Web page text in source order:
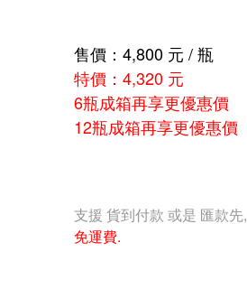
售價：4,800 元 / 瓶
特價：4,320 元
6瓶成箱再享更優惠價
12瓶成箱再享更優惠價
支援 貨到付款 或是 匯款先,
免運費.